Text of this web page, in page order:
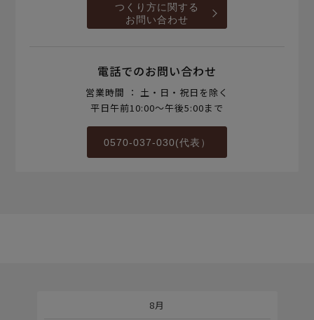
つくり方に関する
お問い合わせ
電話でのお問い合わせ
営業時間 ： 土・日・祝日を除く
平日午前10:00～午後5:00まで
0570-037-030(代表）
8月